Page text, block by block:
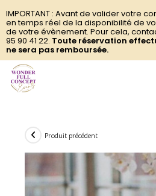
Produit précédent
IMPORTANT : Avant de valider votre
en temps réel de la disponibilité de
de votre évènement. Pour cela,
95 90 41 22. Toute réservation
ne sera pas remboursée.